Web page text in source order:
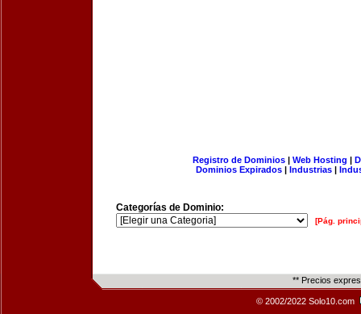
Registro de Dominios| Web Hosting |
Dominios Expirados | Industrias |
Categorías de Dominio:
[Pág.
** Precios
© 2002/2022 Solo10.com